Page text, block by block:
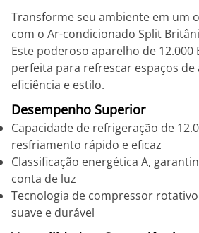
Transforme seu ambiente em um
com o Ar-condicionado Split
Este poderoso aparelho de 12.000
perfeita para refrescar espaços de
eficiência e estilo.
Desempenho Superior
Capacidade de refrigeração de
resfriamento rápido e eficaz
Classificação energética A,
conta de luz
Tecnologia de compressor
suave e durável